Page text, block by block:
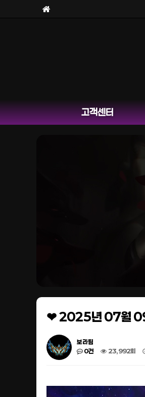
고객센터
❤ 2025년 07월 09
보라팀
0건
23,992회